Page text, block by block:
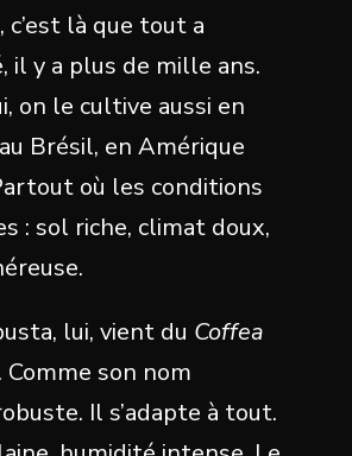
, c’est là que tout a
il y a plus de mille ans.
on le cultive aussi en
Brésil, en Amérique
où les conditions
: sol riche, climat doux,
lui, vient du Coffea
. Comme son nom
Il s’adapte à tout.